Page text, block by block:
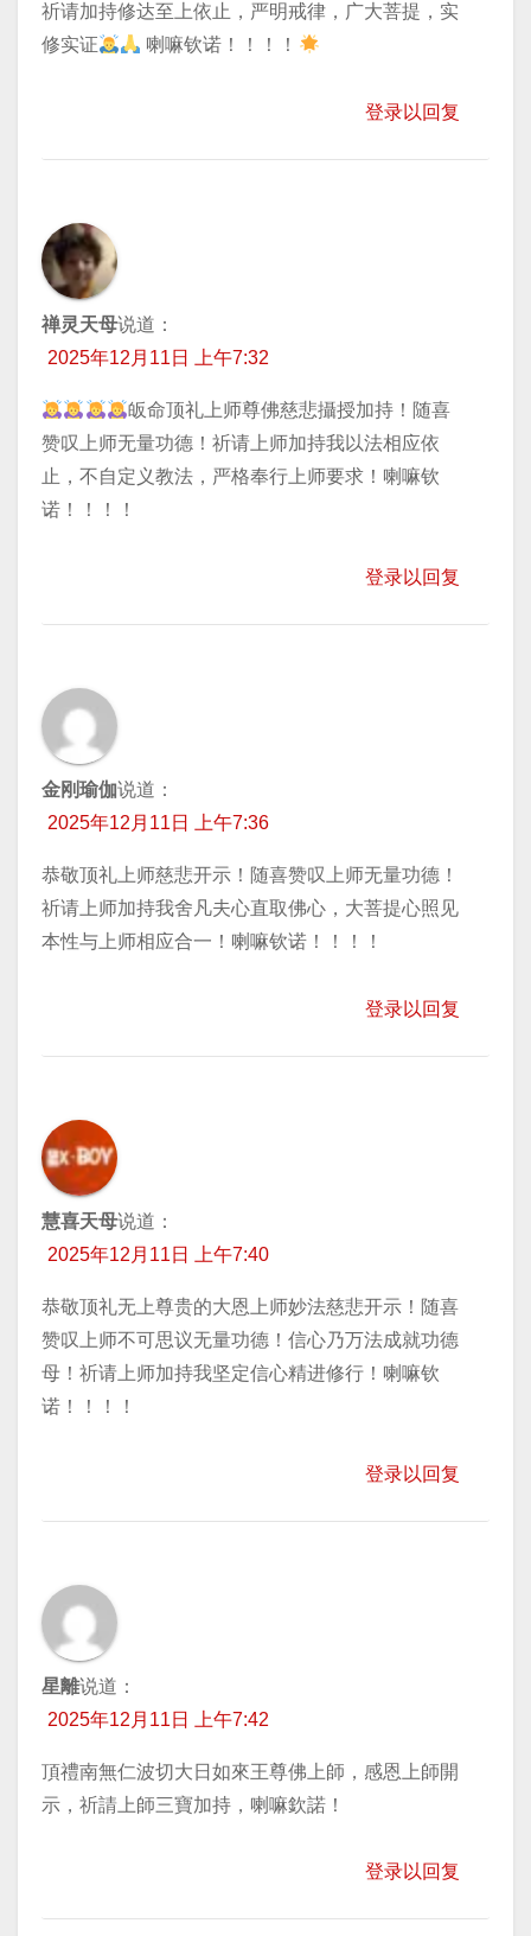
祈请加持​修达至上依止，严明戒律，广大菩提，实
修实证
喇嘛钦诺！！！！
登录以回复
禅灵天母说道：
2025年12月11日 上午7:32
皈命顶礼上师尊佛慈悲攝授加持！随喜
赞叹上师无量功德！祈请上师加持我以法相应依
止，不自定义教法，严格奉行上师要求！喇嘛钦
诺！！！！
登录以回复
金刚瑜伽说道：
2025年12月11日 上午7:36
恭敬顶礼上师慈悲开示！随喜赞叹上师无量功德！
祈请上师加持我舍凡夫心直取佛心，大菩提心照见
本性与上师相应合一！喇嘛钦诺！！！！
登录以回复
慧喜天母说道：
2025年12月11日 上午7:40
恭敬顶礼无上尊贵的大恩上师妙法慈悲开示！随喜
赞叹上师不可思议无量功德！信心乃万法成就功德
母！祈请上师加持我坚定信心精进修行！喇嘛钦
诺！！！！
登录以回复
星離说道：
2025年12月11日 上午7:42
頂禮南無仁波切大日如來王尊佛上師，感恩上師開
示，祈請上師三寶加持，喇嘛欽諾！
登录以回复